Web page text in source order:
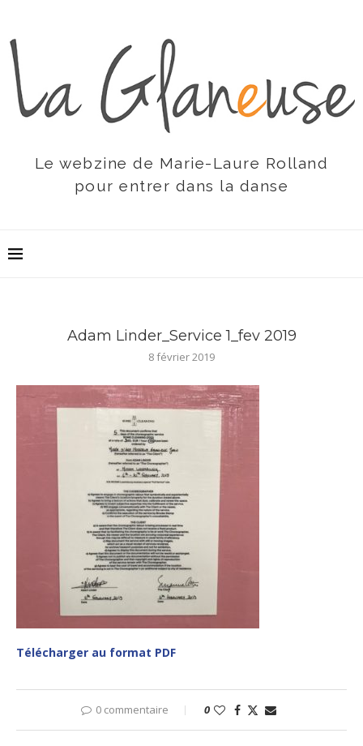
Le webzine de Marie-Laure Rolland
pour entrer dans la danse
Adam Linder_Service 1_fev 2019
8 février 2019
Télécharger au format PDF
0 commentaire 0